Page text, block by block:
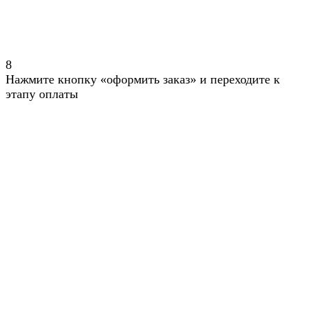
8
Нажмите кнопку «оформить заказ» и переходите к
этапу оплаты